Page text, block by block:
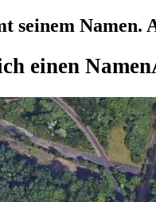
seinem Namen.
einen Namen